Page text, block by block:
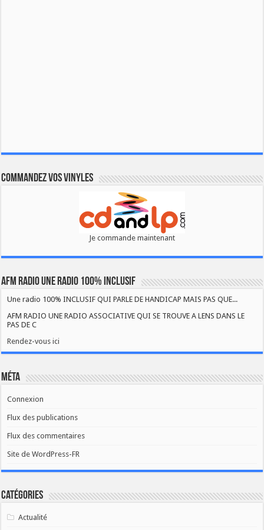
Commandez vos vinyles
Je commande maintenant
AFM RADIO UNE RADIO 100% INCLUSIF
Une radio 100% INCLUSIF QUI PARLE DE HANDICAP MAIS PAS QUE...
AFM RADIO UNE RADIO ASSOCIATIVE QUI SE TROUVE A LENS DANS LE
PAS DE C
Rendez-vous ici
Méta
Connexion
Flux des publications
Flux des commentaires
Site de WordPress-FR
Catégories
Actualité